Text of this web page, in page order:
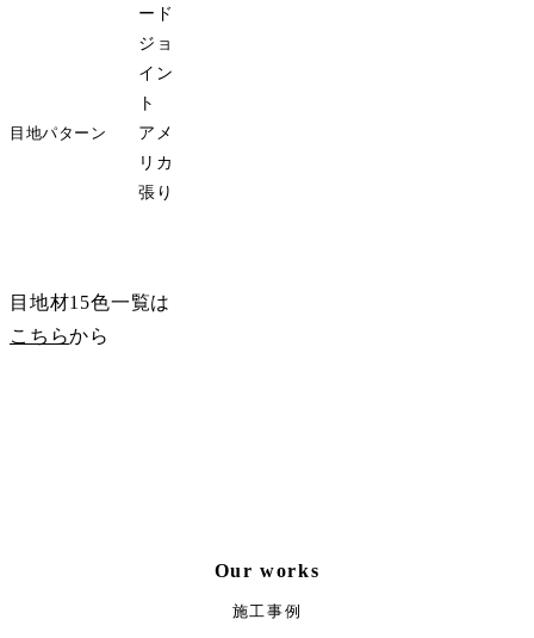
ード
ジョ
イン
ト
目地パターン
アメ
リカ
張り
目地材15色一覧は
こちらから
Our works
施工事例